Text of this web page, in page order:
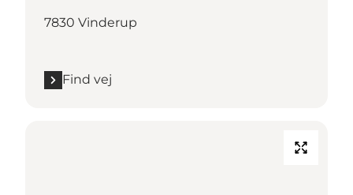
7830 Vinderup
Find vej